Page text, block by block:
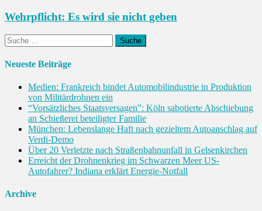
Wehrpflicht: Es wird sie nicht geben
Suche
nach:
Neueste Beiträge
Medien: Frankreich bindet Automobilindustrie in Produktion
von Militärdrohnen ein
“Vorsätzliches Staatsversagen”: Köln sabotierte Abschiebung
an Schießerei beteiligter Familie
München: Lebens­lange Haft nach gezieltem Autoanschlag auf
Verdi-Demo
Über 20 Verletzte nach Straßenbahnunfall in Gelsenkirchen
Erreicht der Drohnenkrieg im Schwarzen Meer US-
Autofahrer? Indiana erklärt Energie-Notfall
Archive